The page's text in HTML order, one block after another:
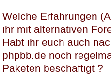
Welche Erfahrungen
ihr mit alternativen
Habt ihr euch auch
phpbb.de noch
Paketen beschäftigt ?